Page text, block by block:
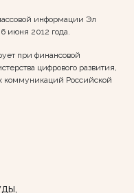
информации Эл
июня 2012 года.
при финансовой
цифрового развития,
коммуникаций Российской